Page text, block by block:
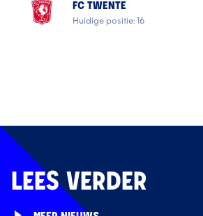
FC TWENTE
Huidige positie: 16
LEES VERDER